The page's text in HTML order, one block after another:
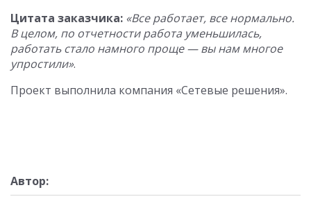
Цитата заказчика: «Все работает, все нормально.
В целом, по отчетности работа уменьшилась,
работать стало намного проще — вы нам многое
упростили».
Проект выполнила компания «Сетевые решения».
Автор: